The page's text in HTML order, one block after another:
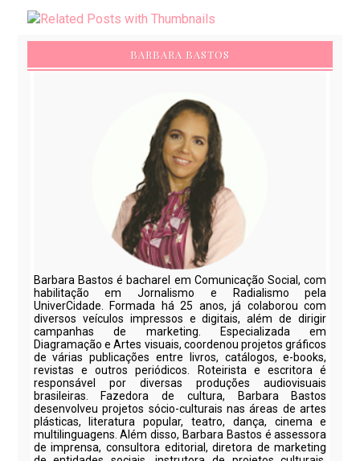
BARBARA BASTOS
Barbara Bastos é bacharel em Comunicação Social, com
habilitação em Jornalismo e Radialismo pela
UniverCidade. Formada há 25 anos, já colaborou com
diversos veículos impressos e digitais, além de dirigir
campanhas de marketing. Especializada em
Diagramação e Artes visuais, coordenou projetos gráficos
de várias publicações entre livros, catálogos, e-books,
revistas e outros periódicos. Roteirista e escritora é
responsável por diversas produções audiovisuais
brasileiras. Fazedora de cultura, Barbara Bastos
desenvolveu projetos sócio-culturais nas áreas de artes
plásticas, literatura popular, teatro, dança, cinema e
multilinguagens. Além disso, Barbara Bastos é assessora
de imprensa, consultora editorial, diretora de marketing